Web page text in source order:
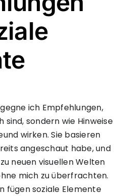
ich Empfehlungen,
sondern wie Hinweise
wirken. Sie basieren
angeschaut habe, und
neuen visuellen Welten
mich zu überfrachten.
fügen soziale Elemente